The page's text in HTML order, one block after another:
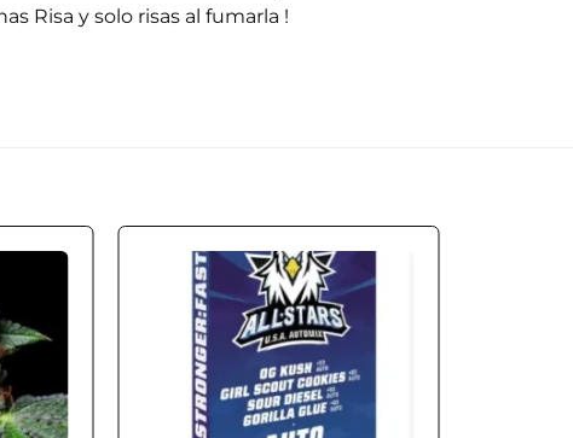
Risa y solo risas al fumarla !
wishlist